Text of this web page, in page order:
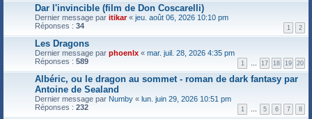
Dar l'invincible (film de Don Coscarelli)
Dernier message par itikar« jeu. août 06, 2026 10:10 pm
Réponses : 34 1 2
Les Dragons
Dernier message par phoenlx « mar. juil. 28, 2026 4:35 pm
Réponses : 589 1 … 17 18 19 20
Albéric, ou le dragon au sommet - roman de dark fantasy par
Antoine de Sealand
Dernier message par Numby « lun. juin 29, 2026 10:51 pm
Réponses : 232 1 … 5 6 7 8